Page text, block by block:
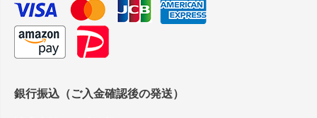
銀行振込（ご入金確認後の発送）